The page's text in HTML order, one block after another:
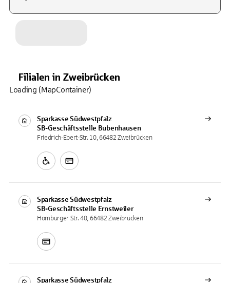
Filialen in Zweibrücken
Sparkasse Südwestpfalz
SB-Geschäftsstelle Bubenhausen
Friedrich-Ebert-Str. 10, 66482 Zweibrücken
Sparkasse Südwestpfalz
SB-Geschäftsstelle Ernstweiler
Homburger Str. 40, 66482 Zweibrücken
Sparkasse Südwestpfalz
Loading (MapContainer)